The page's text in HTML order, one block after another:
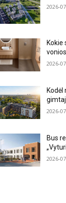
2026-
Kokie
2026-
2026-
Bus
2026-